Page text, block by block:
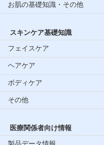
お肌の基礎知識・その他
スキンケア基礎知識
フェイスケア
ヘアケア
ボディケア
その他
医療関係者向け情報